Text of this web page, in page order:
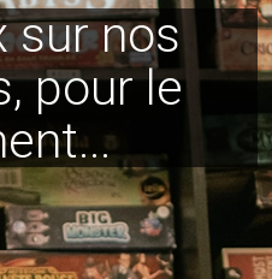
sur nos
pour le